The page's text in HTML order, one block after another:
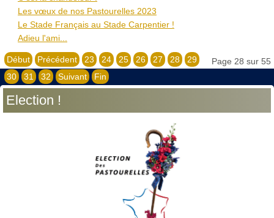
Les vœux de nos Pastourelles 2023
Le Stade Français au Stade Carpentier !
Adieu l'ami...
Page 28 sur 55
Début Précédent 23 24 25 26 27 28
29
30
31 32 Suivant Fin
Election !